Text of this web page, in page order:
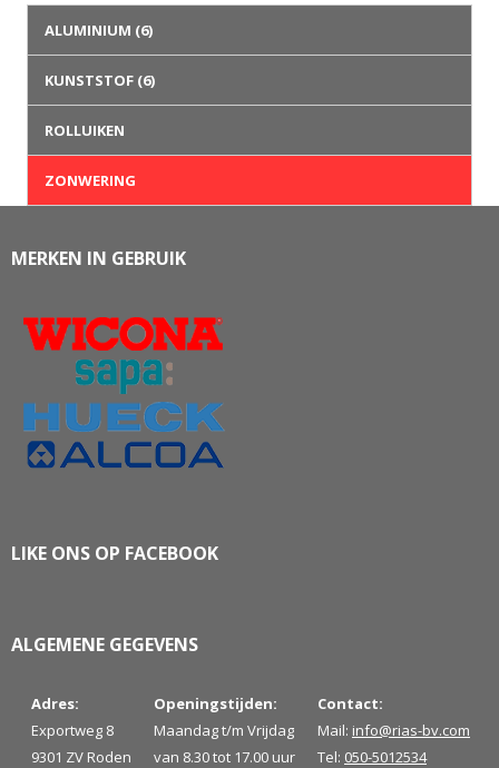
ALUMINIUM (6)
KUNSTSTOF (6)
ROLLUIKEN
ZONWERING
MERKEN IN GEBRUIK
LIKE ONS OP FACEBOOK
ALGEMENE GEGEVENS
Adres:
Exportweg 8
9301 ZV Roden
Openingstijden:
Maandag t/m Vrijdag
van 8.30 tot 17.00 uur
Contact:
Mail: info@rias-bv.com
Tel: 050-5012534